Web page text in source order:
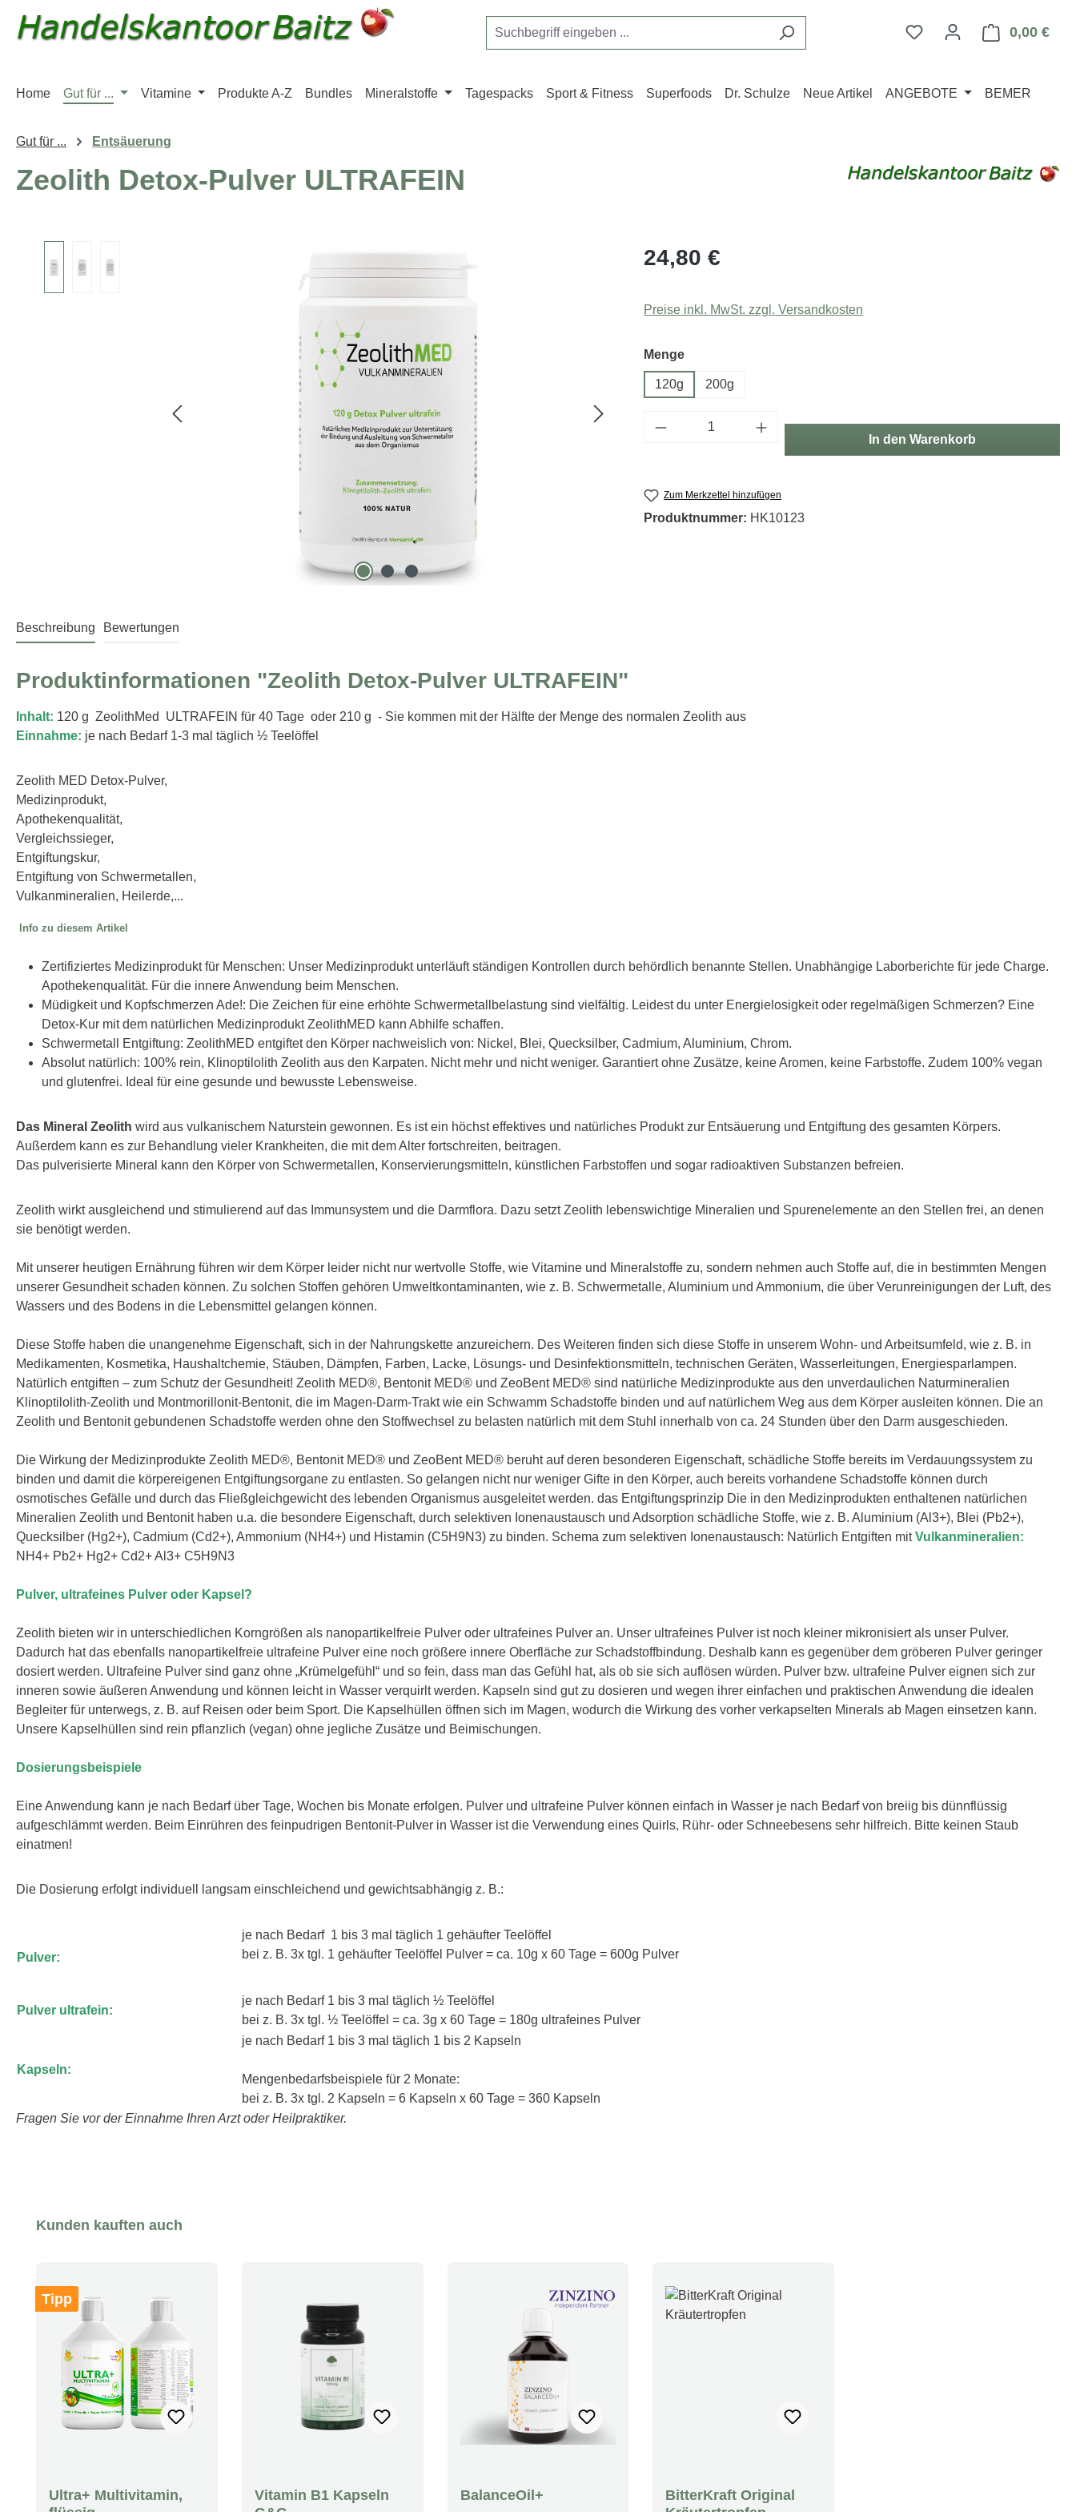
Hauptinhalt springen
Zur Suche springen
Zur Hauptnavigation springen
Du hast 0 Produkte auf
0,00 €
Home Gut für ... Vitamine Produkte A-Z Bundles Mineralstoffe Tagespacks Sport & Fitness Superfoods Dr. Schulze Neue Artikel ANGEBOTE BEMER
Gut für ... Entsäuerung
Zeolith Detox-Pulver ULTRAFEIN
Regulärer Preis:
24,80 €
Preise inkl. MwSt. zzgl. Versandkosten
Mengeauswählen
120g 200g
Produkt Anzahl: Gib den gewünschten Wert ein
In den Warenkorb
Zum Merkzettel hinzufügen
Produktnummer: HK10123
Beschreibung Bewertungen
Produktinformationen "Zeolith Detox-Pulver ULTRAFEIN"
Inhalt: 120 g ZeolithMed ULTRAFEIN für 40 Tage oder 210 g - Sie kommen mit der Hälfte der Menge des normalen Zeolith aus
Einnahme: je nach Bedarf 1-3 mal täglich ½ Teelöffel
Zeolith MED Detox-Pulver,
Medizinprodukt,
Apothekenqualität,
Vergleichssieger,
Entgiftungskur,
Entgiftung von Schwermetallen,
Vulkanmineralien, Heilerde,...
Info zu diesem Artikel
Zertifiziertes Medizinprodukt für Menschen: Unser Medizinprodukt unterläuft ständigen Kontrollen durch behördlich benannte Stellen. Unabhängige Laborberichte für jede Charge.
Apothekenqualität. Für die innere Anwendung beim Menschen.
Müdigkeit und Kopfschmerzen Ade!: Die Zeichen für eine erhöhte Schwermetallbelastung sind vielfältig. Leidest du unter Energielosigkeit oder regelmäßigen Schmerzen? Eine
Detox-Kur mit dem natürlichen Medizinprodukt ZeolithMED kann Abhilfe schaffen.
Schwermetall Entgiftung: ZeolithMED entgiftet den Körper nachweislich von: Nickel, Blei, Quecksilber, Cadmium, Aluminium, Chrom.
Absolut natürlich: 100% rein, Klinoptilolith Zeolith aus den Karpaten. Nicht mehr und nicht weniger. Garantiert ohne Zusätze, keine Aromen, keine Farbstoffe. Zudem 100% vegan
und glutenfrei. Ideal für eine gesunde und bewusste Lebensweise.
Das Mineral Zeolith wird aus vulkanischem Naturstein gewonnen. Es ist ein höchst effektives und natürliches Produkt zur Entsäuerung und Entgiftung des gesamten Körpers.
Außerdem kann es zur Behandlung vieler Krankheiten, die mit dem Alter fortschreiten, beitragen.
Das pulverisierte Mineral kann den Körper von Schwermetallen, Konservierungsmitteln, künstlichen Farbstoffen und sogar radioaktiven Substanzen befreien.
Zeolith wirkt ausgleichend und stimulierend auf das Immunsystem und die Darmflora. Dazu setzt Zeolith lebenswichtige Mineralien und Spurenelemente an den Stellen frei, an denen
sie benötigt werden.
Mit unserer heutigen Ernährung führen wir dem Körper leider nicht nur wertvolle Stoffe, wie Vitamine und Mineralstoffe zu, sondern nehmen auch Stoffe auf, die in bestimmten Mengen
unserer Gesundheit schaden können. Zu solchen Stoffen gehören Umweltkontaminanten, wie z. B. Schwermetalle, Aluminium und Ammonium, die über Verunreinigungen der Luft, des
Wassers und des Bodens in die Lebensmittel gelangen können.
Diese Stoffe haben die unangenehme Eigenschaft, sich in der Nahrungskette anzureichern. Des Weiteren finden sich diese Stoffe in unserem Wohn- und Arbeitsumfeld, wie z. B. in
Medikamenten, Kosmetika, Haushaltchemie, Stäuben, Dämpfen, Farben, Lacke, Lösungs- und Desinfektionsmitteln, technischen Geräten, Wasserleitungen, Energiesparlampen.
Natürlich entgiften – zum Schutz der Gesundheit! Zeolith MED®, Bentonit MED® und ZeoBent MED® sind natürliche Medizinprodukte aus den unverdaulichen Naturmineralien
Klinoptilolith-Zeolith und Montmorillonit-Bentonit, die im Magen-Darm-Trakt wie ein Schwamm Schadstoffe binden und auf natürlichem Weg aus dem Körper ausleiten können. Die an
Zeolith und Bentonit gebundenen Schadstoffe werden ohne den Stoffwechsel zu belasten natürlich mit dem Stuhl innerhalb von ca. 24 Stunden über den Darm ausgeschieden.
Die Wirkung der Medizinprodukte Zeolith MED®, Bentonit MED® und ZeoBent MED® beruht auf deren besonderen Eigenschaft, schädliche Stoffe bereits im Verdauungssystem zu
binden und damit die körpereigenen Entgiftungsorgane zu entlasten. So gelangen nicht nur weniger Gifte in den Körper, auch bereits vorhandene Schadstoffe können durch
osmotisches Gefälle und durch das Fließgleichgewicht des lebenden Organismus ausgeleitet werden. das Entgiftungsprinzip Die in den Medizinprodukten enthaltenen natürlichen
Mineralien Zeolith und Bentonit haben u.a. die besondere Eigenschaft, durch selektiven Ionenaustausch und Adsorption schädliche Stoffe, wie z. B. Aluminium (Al3+), Blei (Pb2+),
Quecksilber (Hg2+), Cadmium (Cd2+), Ammonium (NH4+) und Histamin (C5H9N3) zu binden. Schema zum selektiven Ionenaustausch: Natürlich Entgiften mitVulkanmineralien:
NH4+ Pb2+ Hg2+ Cd2+ Al3+ C5H9N3
Pulver, ultrafeines Pulver oder Kapsel?
Zeolith bieten wir in unterschiedlichen Korngrößen als nanopartikelfreie Pulver oder ultrafeines Pulver an. Unser ultrafeines Pulver ist noch kleiner mikronisiert als unser Pulver.
Dadurch hat das ebenfalls nanopartikelfreie ultrafeine Pulver eine noch größere innere Oberfläche zur Schadstoffbindung. Deshalb kann es gegenüber dem gröberen Pulver geringer
dosiert werden. Ultrafeine Pulver sind ganz ohne „Krümelgefühl“ und so fein, dass man das Gefühl hat, als ob sie sich auflösen würden. Pulver bzw. ultrafeine Pulver eignen sich zur
inneren sowie äußeren Anwendung und können leicht in Wasser verquirlt werden. Kapseln sind gut zu dosieren und wegen ihrer einfachen und praktischen Anwendung die idealen
Begleiter für unterwegs, z. B. auf Reisen oder beim Sport. Die Kapselhüllen öffnen sich im Magen, wodurch die Wirkung des vorher verkapselten Minerals ab Magen einsetzen kann.
Unsere Kapselhüllen sind rein pflanzlich (vegan) ohne jegliche Zusätze und Beimischungen.
Dosierungsbeispiele
Eine Anwendung kann je nach Bedarf über Tage, Wochen bis Monate erfolgen. Pulver und ultrafeine Pulver können einfach in Wasser je nach Bedarf von breiig bis dünnflüssig
aufgeschlämmt werden. Beim Einrühren des feinpudrigen Bentonit-Pulver in Wasser ist die Verwendung eines Quirls, Rühr- oder Schneebesens sehr hilfreich. Bitte keinen Staub
einatmen!
Die Dosierung erfolgt individuell langsam einschleichend und gewichtsabhängig z. B.:
Pulver:
je nach Bedarf 1 bis 3 mal täglich 1 gehäufter Teelöffel
bei z. B. 3x tgl. 1 gehäufter Teelöffel Pulver = ca. 10g x 60 Tage = 600g Pulver
Pulver ultrafein:
je nach Bedarf 1 bis 3 mal täglich ½ Teelöffel
bei z. B. 3x tgl. ½ Teelöffel = ca. 3g x 60 Tage = 180g ultrafeines Pulver
Kapseln:
je nach Bedarf 1 bis 3 mal täglich 1 bis 2 Kapseln
Mengenbedarfsbeispiele für 2 Monate:
bei z. B. 3x tgl. 2 Kapseln = 6 Kapseln x 60 Tage = 360 Kapseln
Fragen Sie vor der Einnahme Ihren Arzt oder Heilpraktiker.
Produktgalerie überspringen
Kunden kauften auch
Tipp
Ultra+ Multivitamin,
Vitamin B1 Kapseln
BalanceOil+
BitterKraft Original